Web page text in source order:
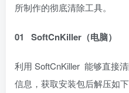
所制作的彻底清除工具。
01 SoftCnKiller（电脑）
利用 SoftCnKiller 能够直接
信息，获取安装包后解压如